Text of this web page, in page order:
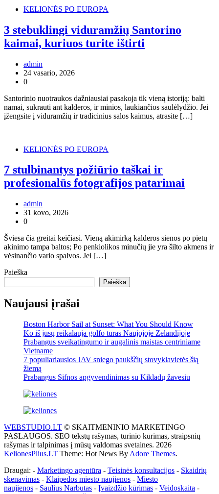
KELIONĖS PO EUROPA
3 stebuklingi viduramžių Santorino
kaimai, kuriuos turite ištirti
admin
24 vasario, 2026
0
Santorinio nuotraukos dažniausiai pasakoja tik vieną istoriją: balti
namai, sukrauti ant kalderos, ir minios, laukiančios saulėlydžio. Jei
įžengsite į viduramžių ir tradicinius salos kaimus, atrasite […]
KELIONĖS PO EUROPA
7 stulbinantys požiūrio taškai ir
profesionalūs fotografijos patarimai
admin
31 kovo, 2026
0
Šviesa čia greitai keičiasi. Vieną akimirką kalderos sienos po pietų
akinimo tampa baltos; Po penkiolikos minučių jie yra šilto akmens ir
vėsinančio vario spalvos. Jei […]
Paieška
Paieška
Naujausi įrašai
Boston Harbor Sail at Sunset: What You Should Know
Ko iš jūsų reikalauja golfo turas Naujojoje Zelandijoje
Prabangus sveikatingumo ir augalinis maistas centriniame
Vietname
7 populiariausios JAV sniego paukščių stovyklavietės šią
žiemą
Prabangus Sifnos apgyvendinimas su Kikladų žavesiu
WEBSTUDIO.LT © SKAITMENINIO MARKETINGO
PASLAUGOS. SEO tekstų rašymas, turinio kūrimas, straipsnių
rašymas ir talpinimas į mūsų valdomas svetaines. 2026
KelionesPlius.LT Theme: Hot News By Adore Themes.
Draugai: - Marketingo agentūra - Teisinės konsultacijos - Skaidrių
skenavimas - Klaipedos miesto naujienos - Miesto
naujienos - Saulius Narbutas - Įvaizdžio kūrimas - Veidoskaita -